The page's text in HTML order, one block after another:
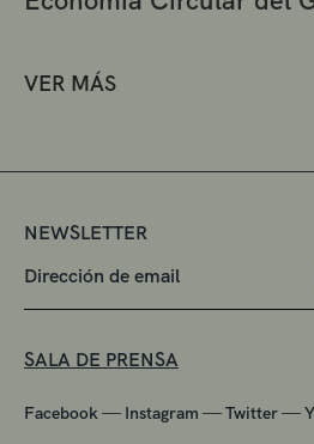
VER MÁS
NEWSLETTER
SALA DE PRENSA
Facebook — Instagram —Twitter—